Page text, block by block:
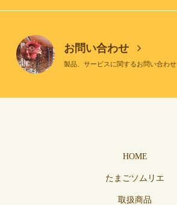
お問い合わせ
製品、サービスに関するお問い合わせ
HOME
たまごソムリエ
取扱商品